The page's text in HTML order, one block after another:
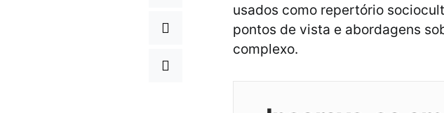
usados como repertório
pontos de vista e abordagens
complexo.